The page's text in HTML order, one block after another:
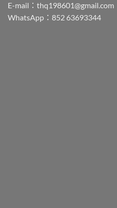
E-mail： thq198601@gmail.com
WhatsApp：852 63693344